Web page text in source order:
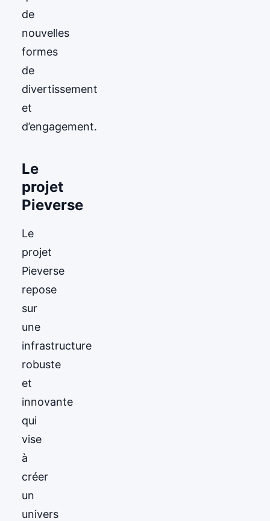
de
nouvelles
formes
de
divertissement
et
d’engagement.
Le
projet
Pieverse
Le
projet
Pieverse
repose
sur
une
infrastructure
robuste
et
innovante
qui
vise
à
créer
un
univers